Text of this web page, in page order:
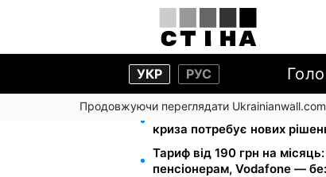
УКР РУС
Продовжуючи переглядати
Директорка ДОЗ Києва
криза потребує нових
Тариф від 190 грн на
пенсіонерам, Vodafone —